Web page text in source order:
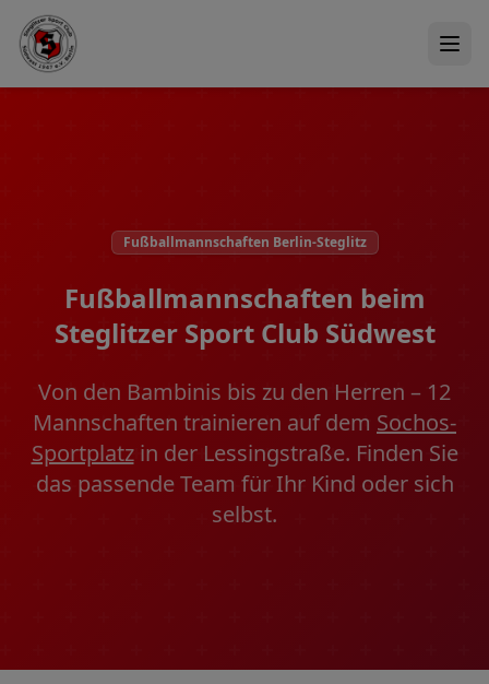
Fußballmannschaften Berlin-Steglitz
Fußballmannschaften beim
Steglitzer Sport Club Südwest
Von den Bambinis bis zu den Herren – 12
Mannschaften trainieren auf dem Sochos-
Sportplatzin der Lessingstraße. Finden Sie
das passende Team für Ihr Kind oder sich
selbst.